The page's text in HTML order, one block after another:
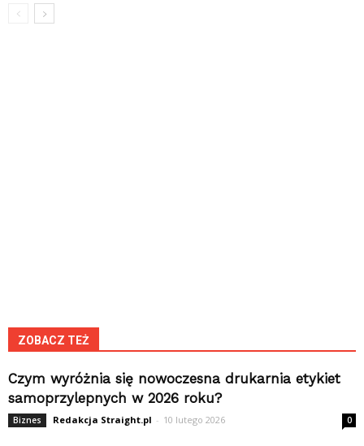
ZOBACZ TEŻ
Czym wyróżnia się nowoczesna drukarnia etykiet
samoprzylepnych w 2026 roku?
Biznes Redakcja Straight.pl - 10 lutego 2026 0